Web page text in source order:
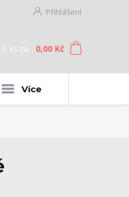
Přihlášení
0 ks za 0,00 Kč
Více